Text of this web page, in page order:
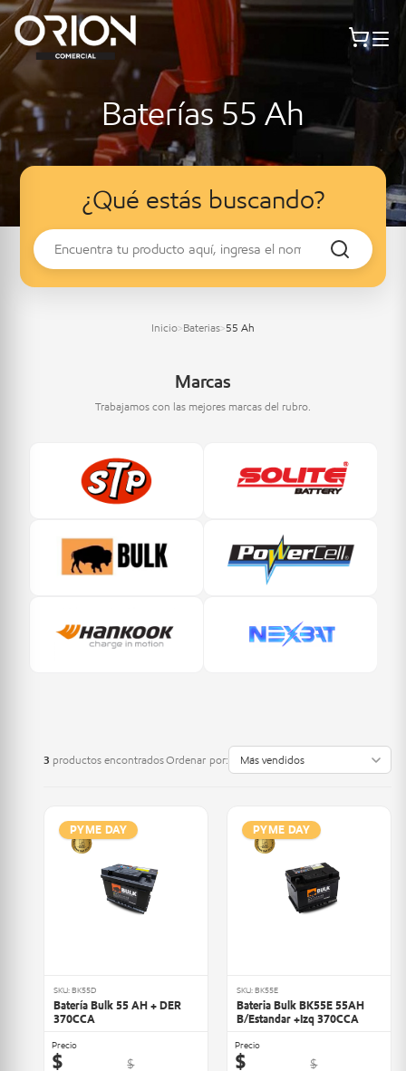
Baterías 55 Ah
¿Qué estás buscando?
Inicio>Baterias>55 Ah
Marcas
Trabajamos con las mejores marcas del rubro.
3 productos encontradosOrdenar por:
PYME DAY
SKU: BK55D
Batería Bulk 55 AH + DER
370CCA
Precio
$
$
PYME DAY
SKU: BK55E
Bateria Bulk BK55E 55AH
B/Estandar +Izq 370CCA
Precio
$
$